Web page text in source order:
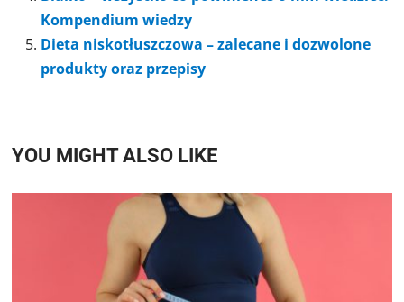
Kompendium wiedzy
Dieta niskotłuszczowa – zalecane i dozwolone
produkty oraz przepisy
YOU MIGHT ALSO LIKE